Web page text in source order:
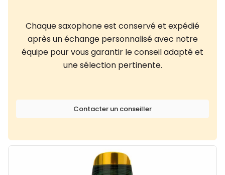
Chaque saxophone est conservé et expédié
après un échange personnalisé avec notre
équipe pour vous garantir le conseil adapté et
une sélection pertinente.
Contacter un conseiller